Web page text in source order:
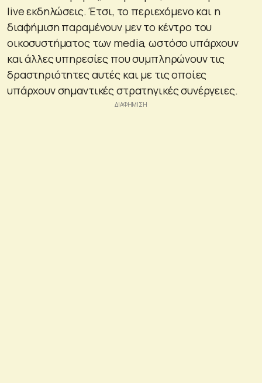
live εκδηλώσεις. Έτσι, το περιεχόμενο και η
διαφήμιση παραμένουν μεν το κέντρο του
οικοσυστήματος των media, ωστόσο υπάρχουν
και άλλες υπηρεσίες που συμπληρώνουν τις
δραστηριότητες αυτές και με τις οποίες
υπάρχουν σημαντικές στρατηγικές συνέργειες.